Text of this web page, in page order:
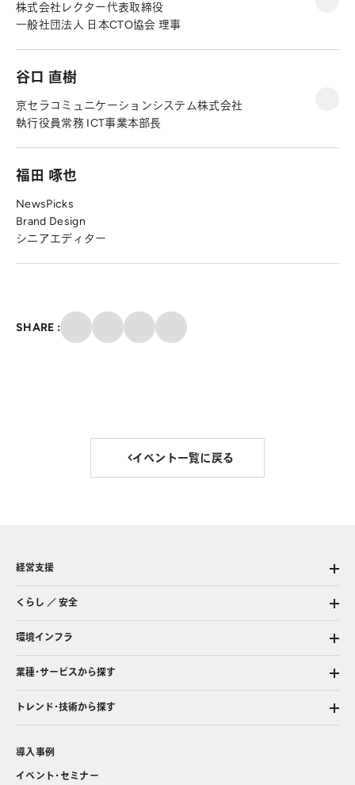
株式会社レクター代表取締役
一般社団法人 日本CTO協会 理事
谷口 直樹
京セラコミュニケーションシステム株式会社
執行役員常務 ICT事業本部長
福田 啄也
NewsPicks
Brand Design
シニアエディター
SHARE : Facebook
メール
イベント一覧に戻る
経営支援
くらし ／ 安全
環境インフラ
業種・サービスから探す
トレンド・技術から探す
導入事例
イベント・セミナー